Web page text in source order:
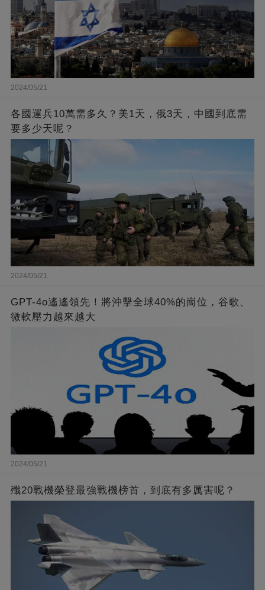
2024/05/21
各國運兵10萬需多久？美1天，俄3天，中國到底需
要多少天呢？
2024/05/21
GPT-4o遙遙領先！將沖擊全球40%的崗位，谷歌、
微軟壓力越來越大
2024/05/21
殲20戰機榮登最強戰機榜首，到底有多厲害呢？